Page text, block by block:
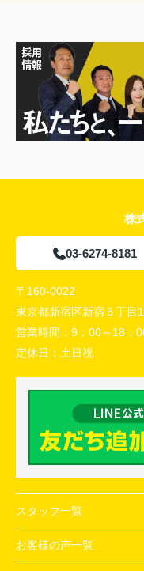
株
03-6274-8181
〒160-0022
東京都新宿区新宿５丁目
営業時間： 9：00～18：
定休日： 土日祝
スタッフ一覧
お客様の声一覧